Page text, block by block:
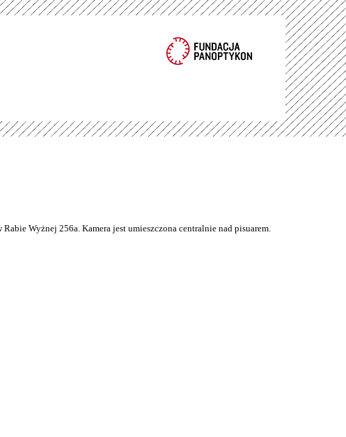
Wyżnej 256a. Kamera jest umieszczona centralnie nad pisuarem.